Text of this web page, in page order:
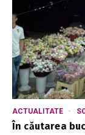
ACTUALITATE
În căutarea